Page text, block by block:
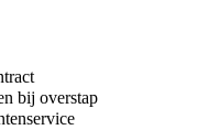
bij overstap